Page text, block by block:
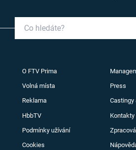
O FTV Prima
Volná místa Press
Reklama Castingy
HbbTV Kontakty
Podmínky užívání
Cookies